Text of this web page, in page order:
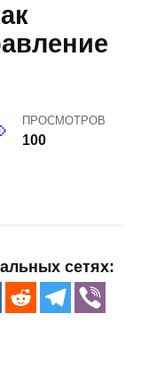
ПРОСМОТРОВ
100
сетях: